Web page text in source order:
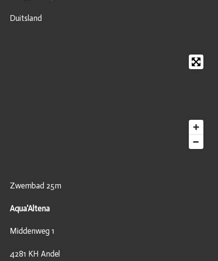
Duitsland
Zwembad 25m
Aqua'Altena
Middenweg 1
4281 KH Andel